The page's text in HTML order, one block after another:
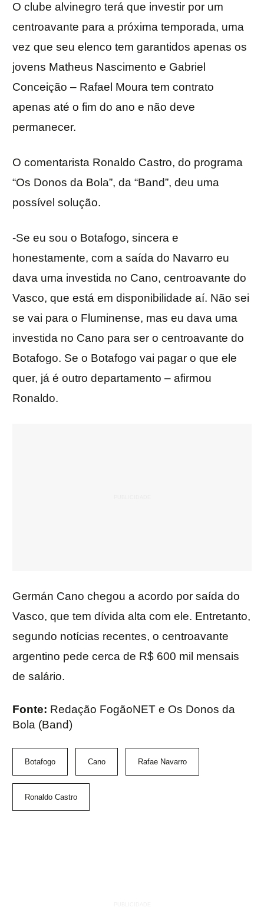
O clube alvinegro terá que investir por um
centroavante para a próxima temporada, uma
vez que seu elenco tem garantidos apenas os
jovens Matheus Nascimento e Gabriel
Conceição – Rafael Moura tem contrato
apenas até o fim do ano e não deve
permanecer.
O comentarista Ronaldo Castro, do programa
“Os Donos da Bola”, da “Band”, deu uma
possível solução.
-Se eu sou o Botafogo, sincera e
honestamente, com a saída do Navarro eu
dava uma investida no Cano, centroavante do
Vasco, que está em disponibilidade aí. Não sei
se vai para o Fluminense, mas eu dava uma
investida no Cano para ser o centroavante do
Botafogo. Se o Botafogo vai pagar o que ele
quer, já é outro departamento – afirmou
Ronaldo.
Germán Cano chegou a acordo por saída do
Vasco, que tem dívida alta com ele. Entretanto,
segundo notícias recentes, o centroavante
argentino pede cerca de R$ 600 mil mensais
de salário.
Fonte: Redação FogãoNET e Os Donos da
Bola (Band)
Botafogo Cano Rafae Navarro
Ronaldo Castro